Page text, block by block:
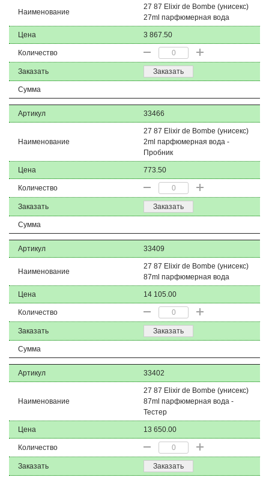
Наименование
27 87 Elixir de Bombe (унисекс)
27ml парфюмерная вода
Цена 3 867.50
Количество
Заказать Заказать
Сумма
Артикул 33466
Наименование
27 87 Elixir de Bombe (унисекс)
2ml парфюмерная вода -
Пробник
Цена 773.50
Количество
Заказать Заказать
Сумма
Артикул 33409
Наименование
27 87 Elixir de Bombe (унисекс)
87ml парфюмерная вода
Цена 14 105.00
Количество
Заказать Заказать
Сумма
Артикул 33402
Наименование
27 87 Elixir de Bombe (унисекс)
87ml парфюмерная вода -
Тестер
Цена 13 650.00
Количество
Заказать Заказать